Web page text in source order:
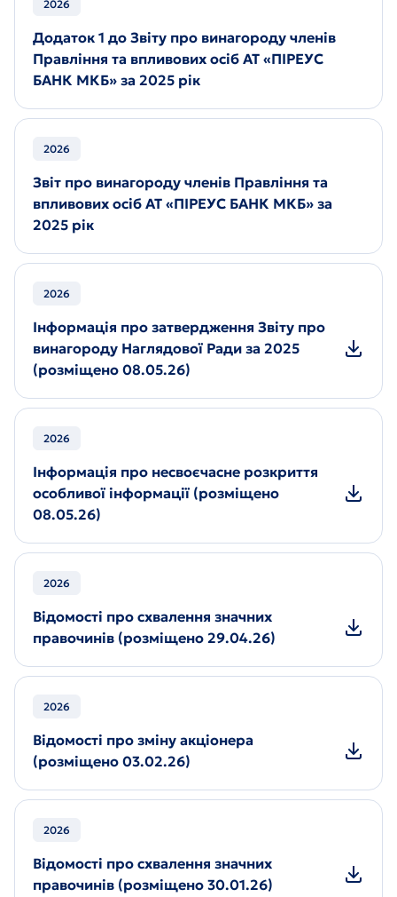
2026
Додаток 1 до Звіту про винагороду членів
Правління та впливових осіб АТ «ПІРЕУС
БАНК МКБ» за 2025 рік
2026
Звіт про винагороду членів Правління та
впливових осіб АТ «ПІРЕУС БАНК МКБ» за
2025 рік
2026
Інформація про затвердження Звіту про
винагороду Наглядової Ради за 2025
(розміщено 08.05.26)
2026
Інформація про несвоєчасне розкриття
особливої інформації (розміщено
08.05.26)
2026
Відомості про схвалення значних
правочинів (розміщено 29.04.26)
2026
Відомості про зміну акціонера
(розміщено 03.02.26)
2026
Відомості про схвалення значних
правочинів (розміщено 30.01.26)